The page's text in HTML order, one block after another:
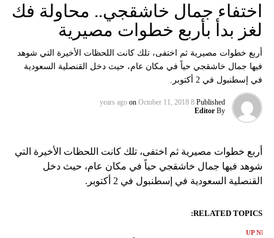
اختفاء جمال خاشقجي.. محاولة فك
لغز بدأ بأربع خطوات مصيرية
أربع خطوات مصيرية ثم اختفى، تلك كانت اللحظات الأخيرة التي شوهد
فيها جمال خاشقجي حياً في مكان عام، حيث دخل القنصلية السعودية
في إسطنبول في 2 أكتوبر.
Published
8 years ago
on October 11, 2018
By
Editor
أربع خطوات مصيرية ثم اختفى، تلك كانت اللحظات الأخيرة التي
شوهد فيها جمال خاشقجي حياً في مكان عام، حيث دخل
القنصلية السعودية في إسطنبول في 2 أكتوبر.
RELATED TOPICS:
UP